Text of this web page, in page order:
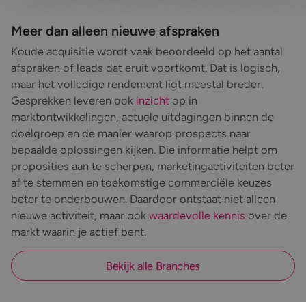
Meer dan alleen nieuwe afspraken
Koude acquisitie wordt vaak beoordeeld op het aantal
afspraken of leads dat eruit voortkomt. Dat is logisch,
maar het volledige rendement ligt meestal breder.
Gesprekken leveren ook inzicht op in
marktontwikkelingen, actuele uitdagingen binnen de
doelgroep en de manier waarop prospects naar
bepaalde oplossingen kijken. Die informatie helpt om
proposities aan te scherpen, marketingactiviteiten beter
af te stemmen en toekomstige commerciële keuzes
beter te onderbouwen. Daardoor ontstaat niet alleen
nieuwe activiteit, maar ook waardevolle kennis over de
markt waarin je actief bent.
Bekijk alle Branches